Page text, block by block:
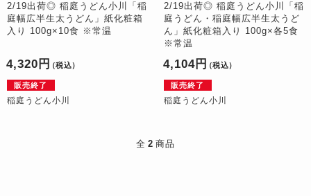
2/19出荷◎ 稲庭うどん小川「稲
庭幅広半生太うどん」紙化粧箱
入り 100g×10食 ※常温
4,320円 （税込）
販売終了
稲庭うどん小川
2/19出荷◎ 稲庭うどん小川「稲
庭うどん・稲庭幅広半生太うど
ん」紙化粧箱入り 100g×各5食
※常温
4,104円 （税込）
販売終了
稲庭うどん小川
全 2 商品